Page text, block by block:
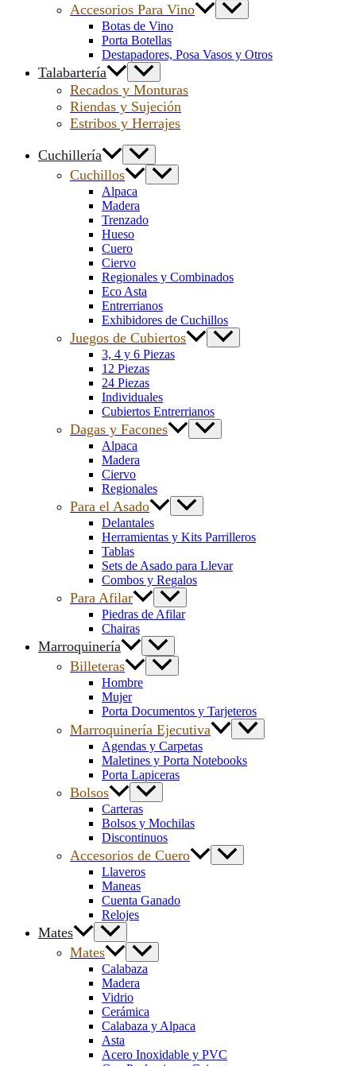
Accesorios Para Vino
Botas de Vino
Porta Botellas
Destapadores, Posa Vasos y Otros
Talabartería
Recados y Monturas
Riendas y Sujeción
Estribos y Herrajes
Cuchillería
Cuchillos
Alpaca
Madera
Trenzado
Hueso
Cuero
Ciervo
Regionales y Combinados
Eco Asta
Entrerrianos
Exhibidores de Cuchillos
Juegos de Cubiertos
3, 4 y 6 Piezas
12 Piezas
24 Piezas
Individuales
Cubiertos Entrerrianos
Dagas y Facones
Alpaca
Madera
Ciervo
Regionales
Para el Asado
Delantales
Herramientas y Kits Parrilleros
Tablas
Sets de Asado para Llevar
Combos y Regalos
Para Afilar
Piedras de Afilar
Chairas
Marroquinería
Billeteras
Hombre
Mujer
Porta Documentos y Tarjeteros
Marroquinería Ejecutiva
Agendas y Carpetas
Maletines y Porta Notebooks
Porta Lapiceras
Bolsos
Carteras
Bolsos y Mochilas
Discontinuos
Accesorios de Cuero
Llaveros
Maneas
Cuenta Ganado
Relojes
Mates
Mates
Calabaza
Madera
Vidrio
Cerámica
Calabaza y Alpaca
Asta
Acero Inoxidable y PVC